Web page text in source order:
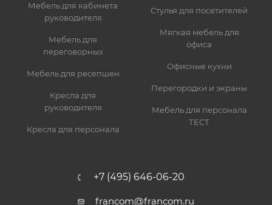
Мебель для кабинета
руководителя
Мебель для
переговорных
Мебель для ресепшен
Кресла для
руководителя
Кресла для персонала
Стулья для посетителей
Мягкая мебель для
офиса
Офисные кухни
Перегородки и экраны
Мебель для персонала
ТЕСТ
+7 (495) 646-06-20
francom@francom.ru